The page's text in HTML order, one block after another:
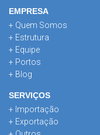
EMPRESA
+ Quem Somos
+ Estrutura
+ Equipe
+ Portos
+ Blog
SERVIÇOS
+ Importação
+ Exportação